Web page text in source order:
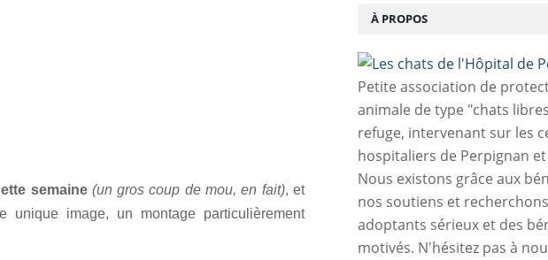
semaine (un gros coup de mou, en fait), et
image, un montage particulièrement
À PROPOS
Petite association de
animale de type "chats
refuge, intervenant sur les
hospitaliers de Perpignan
Nous existons grâce aux
nos soutiens et
adoptants sérieux et des
motivés. N'hésitez pas à